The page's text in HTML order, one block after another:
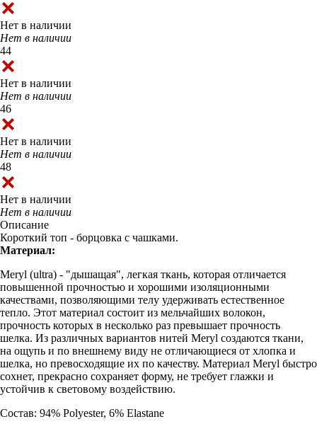
Нет в наличии
Нет в наличии
44
Нет в наличии
Нет в наличии
46
Нет в наличии
Нет в наличии
48
Нет в наличии
Нет в наличии
Описание
Короткий топ - борцовка с чашками.
Материал:
Meryl (ultra) - "дышащая", легкая ткань, которая отличается
повышенной прочностью и хорошими изоляционными
качествами, позволяющими телу удерживать естественное
тепло. Этот материал состоит из мельчайших волокон,
прочность которых в несколько раз превышает прочность
шелка. Из различных вариантов нитей Meryl создаются ткани,
на ощупь и по внешнему виду не отличающиеся от хлопка и
шелка, но превосходящие их по качеству. Материал Meryl быстро
сохнет, прекрасно сохраняет форму, не требует глажки и
устойчив к световому воздействию.
Состав: 94% Polyester, 6% Elastane